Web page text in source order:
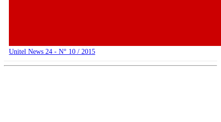
Unitel News 24 - N° 10 / 2015